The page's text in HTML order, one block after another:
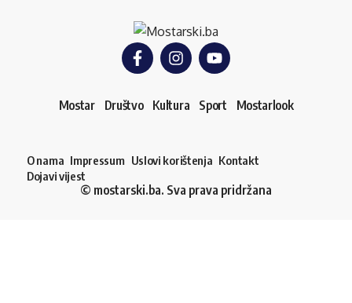
Mostar Društvo Kultura Sport Mostarlook
O nama Impressum Uslovi korištenja Kontakt
Dojavi vijest
© mostarski.ba. Sva prava pridržana